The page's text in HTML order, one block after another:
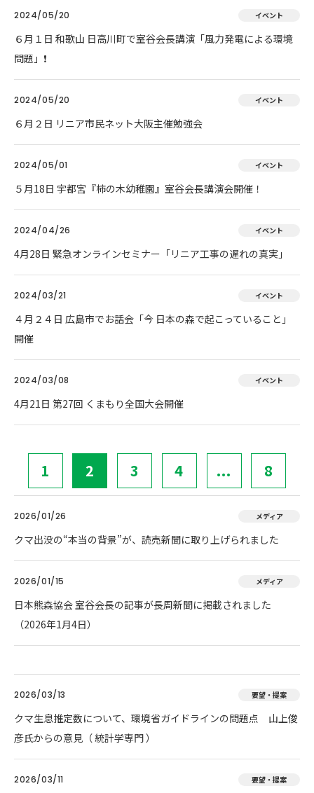
2024/05/20 イベント
６月１日 和歌山 日高川町で室谷会長講演「風力発電による環境
問題」❗
2024/05/20 イベント
６月２日 リニア市民ネット大阪主催勉強会
2024/05/01 イベント
５月18日 宇都宮『柿の木幼稚園』室谷会長講演会開催！
2024/04/26 イベント
4月28日 緊急オンラインセミナー「リニア工事の遅れの真実」
2024/03/21 イベント
４月２４日 広島市でお話会「今 日本の森で起こっていること」
開催
2024/03/08 イベント
4月21日 第27回 くまもり全国大会開催
1 2 3 4 ... 8
2026/01/26 メディア
クマ出没の“本当の背景”が、読売新聞に取り上げられました
2026/01/15 メディア
日本熊森協会 室谷会長の記事が長周新聞に掲載されました
（2026年1月4日）
2026/03/13 要望・提案
クマ生息推定数について、環境省ガイドラインの問題点 山上俊
彦氏からの意見（ 統計学専門 ）
2026/03/11 要望・提案